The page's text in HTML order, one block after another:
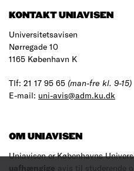
KONTAKT UNIAVISEN
Universitetsavisen
Nørregade 10
1165 København K
Tlf: 21 17 95 65 (man-fre kl. 9-15)
E-mail: uni-avis@adm.ku.dk
OM UNIAVISEN
Uniavisen er Københavns
uafhængige avis til studerende